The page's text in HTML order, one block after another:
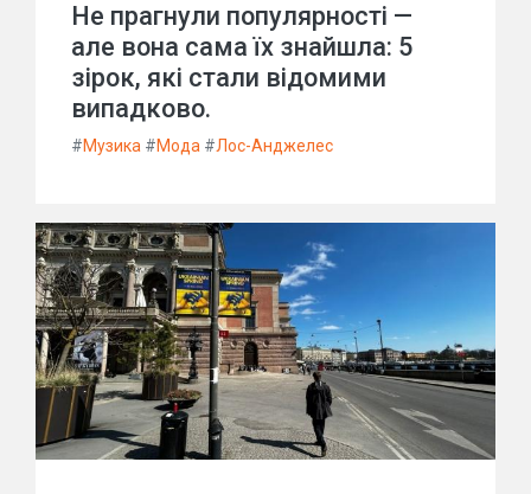
Не прагнули популярності —
але вона сама їх знайшла: 5
зірок, які стали відомими
випадково.
#Музика #Мода #Лос-Анджелес